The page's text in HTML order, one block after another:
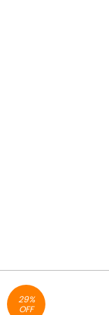
29%
OFF